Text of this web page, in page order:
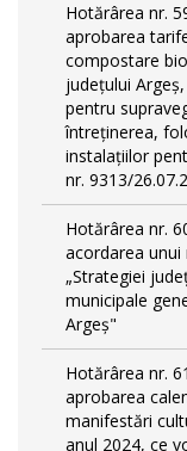
Hotărârea nr.
aprobarea
compostare
județului
pentru
întreținerea,
instalațiilor
nr. 9313/
Hotărârea nr.
acordarea unui
„Strategiei
municipale
Argeș"
Hotărârea nr.
aprobarea
manifestări
anul 2024, ce